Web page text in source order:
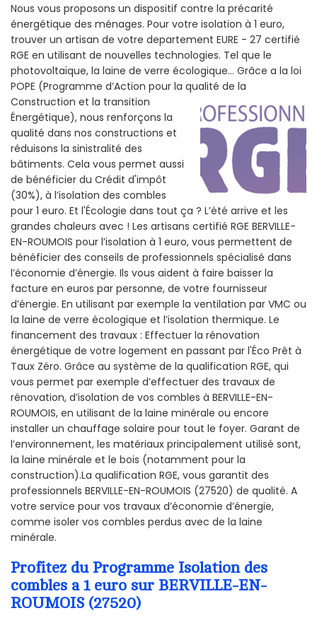
Nous vous proposons un dispositif contre la précarité
énergétique des ménages. Pour votre isolation à 1 euro,
trouver un artisan de votre departement EURE - 27 certifié
RGE en utilisant de nouvelles technologies. Tel que le
photovoltaïque, la laine de verre écologique... Grâce a la loi
POPE (Programme d’Action pour la qualité de la
Construction et la transition
Énergétique), nous renforçons la
qualité dans nos constructions et
réduisons la sinistralité des
bâtiments. Cela vous permet aussi
de bénéficier du Crédit d'impôt
(30%), à l’isolation des combles
pour 1 euro. Et l'Écologie dans tout ça ? L’été arrive et les
grandes chaleurs avec ! Les artisans certifié RGE BERVILLE-
EN-ROUMOIS pour l’isolation à 1 euro, vous permettent de
bénéficier des conseils de professionnels spécialisé dans
l’économie d’énergie. Ils vous aident à faire baisser la
facture en euros par personne, de votre fournisseur
d’énergie. En utilisant par exemple la ventilation par VMC ou
la laine de verre écologique et l’isolation thermique. Le
financement des travaux : Effectuer la rénovation
énergétique de votre logement en passant par l'Éco Prêt à
Taux Zéro. Grâce au système de la qualification RGE, qui
vous permet par exemple d’effectuer des travaux de
rénovation, d’isolation de vos combles à BERVILLE-EN-
ROUMOIS, en utilisant de la laine minérale ou encore
installer un chauffage solaire pour tout le foyer. Garant de
l’environnement, les matériaux principalement utilisé sont,
la laine minérale et le bois (notamment pour la
construction).La qualification RGE, vous garantit des
professionnels BERVILLE-EN-ROUMOIS (27520) de qualité. A
votre service pour vos travaux d’économie d’énergie,
comme isoler vos combles perdus avec de la laine
minérale.
Profitez du Programme Isolation des
combles a 1 euro sur BERVILLE-EN-
ROUMOIS (27520)